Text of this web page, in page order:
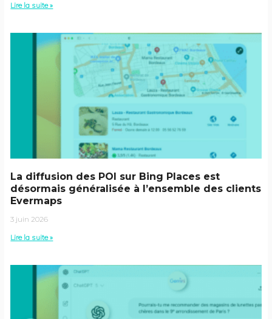
Lire la suite »
La diffusion des POI sur Bing Places est
désormais généralisée à l’ensemble des clients
Evermaps
3 juin 2026
Lire la suite »